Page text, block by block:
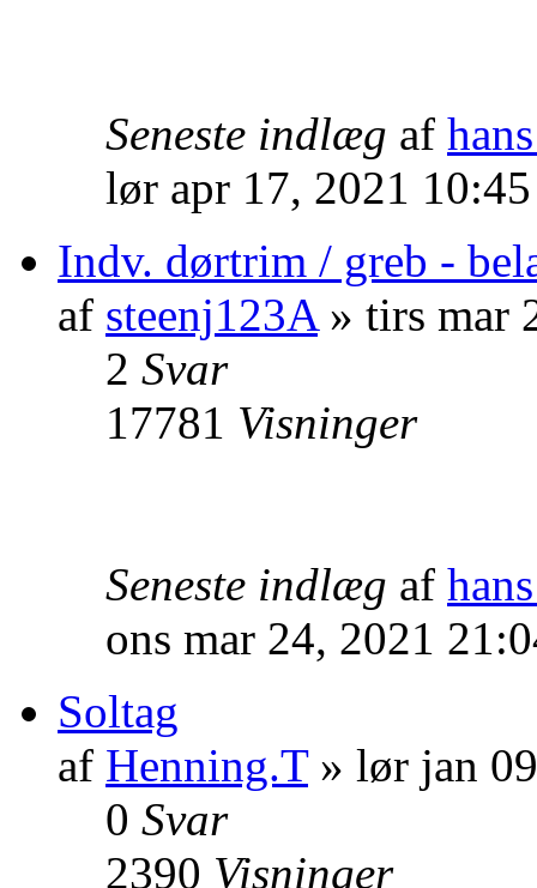
Seneste indlæg af
lør apr 17, 2021
Indv. dørtrim / greb -
af steenj123A» tirs mar
2 Svar
17781 Visninger
Seneste indlæg af
ons mar 24, 2021
Soltag
af Henning.T» lør jan
0 Svar
2390 Visninger